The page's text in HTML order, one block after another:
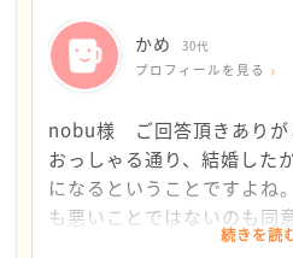
なりますが、常に主人と一緒
人で行かなければいけないと
ぉ主人と一緒い行動されれば
会話も共通の事がでてくる
るい事ではありません。一
わたしも一緒に連れて行って
私も会いたい。と言ってみて
かめ 30代
プロフィールを見る
nobu様 ご回答頂きありが
おっしゃる通り、結婚した
になるということですよね
も悪いことではないのも同
続きを読